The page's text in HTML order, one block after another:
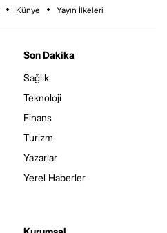
Künye Yayın İlkeleri
Son Dakika
Sağlık
Teknoloji
Finans
Turizm
Yazarlar
Yerel Haberler